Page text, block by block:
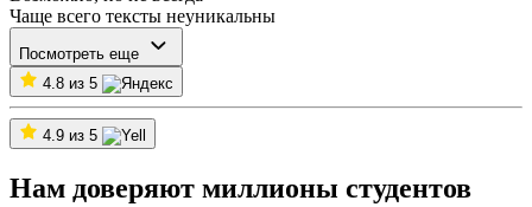
Чаще всего тексты неуникальны
Посмотреть еще
4.8 из 5
4.9 из 5
Нам доверяют миллионы студентов